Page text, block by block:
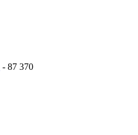
- 87 370